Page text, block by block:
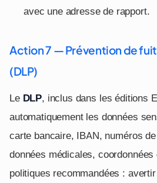
avec une adresse de rapport.
Action 7 — Prévention de
(DLP)
Le DLP, inclus dans les éditions
automatiquement les données
carte bancaire, IBAN, numéros
données médicales,
politiques recommandées :